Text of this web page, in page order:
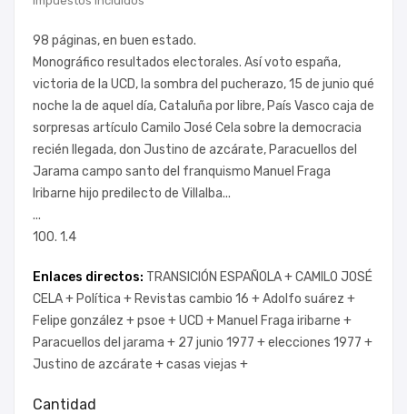
98 páginas, en buen estado.
Monográfico resultados electorales. Así voto españa,
victoria de la UCD, la sombra del pucherazo, 15 de junio qué
noche la de aquel día, Cataluña por libre, País Vasco caja de
sorpresas artículo Camilo José Cela sobre la democracia
recién llegada, don Justino de azcárate, Paracuellos del
Jarama campo santo del franquismo Manuel Fraga
Iribarne hijo predilecto de Villalba...
...
100. 1.4
Enlaces directos: TRANSICIÓN ESPAÑOLA +CAMILO JOSÉ
CELA + Política + Revistas cambio 16 +Adolfo suárez +
Felipe gonzález +psoe +UCD + Manuel Fraga iribarne +
Paracuellos del jarama + 27 junio 1977 +elecciones 1977 +
Justino de azcárate +casas viejas +
Cantidad